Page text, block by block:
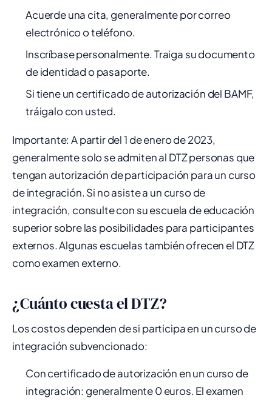
Acuerde una cita, generalmente por correo
electrónico o teléfono.
Inscríbase personalmente. Traiga su documento
de identidad o pasaporte.
Si tiene un certificado de autorización del BAMF,
tráigalo con usted.
Importante: A partir del 1 de enero de 2023,
generalmente solo se admiten al DTZ personas que
tengan autorización de participación para un curso
de integración. Si no asiste a un curso de
integración, consulte con su escuela de educación
superior sobre las posibilidades para participantes
externos. Algunas escuelas también ofrecen el DTZ
como examen externo.
¿Cuánto cuesta el DTZ?
Los costos dependen de si participa en un curso de
integración subvencionado:
Con certificado de autorización en un curso de
integración: generalmente 0 euros. El examen